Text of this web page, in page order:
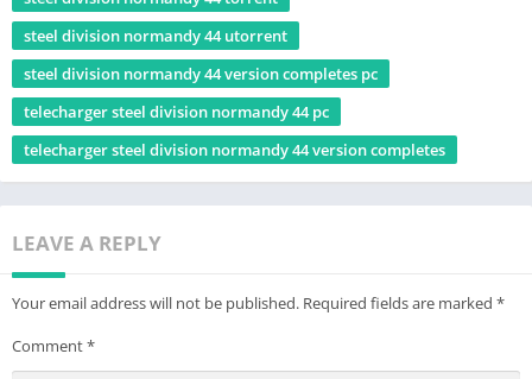
steel division normandy 44 utorrent
steel division normandy 44 version completes pc
telecharger steel division normandy 44 pc
telecharger steel division normandy 44 version completes
LEAVE A REPLY
Your email address will not be published. Required fields are marked *
Comment*